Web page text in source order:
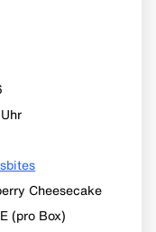
Uhr
Cheesecake
(pro Box)